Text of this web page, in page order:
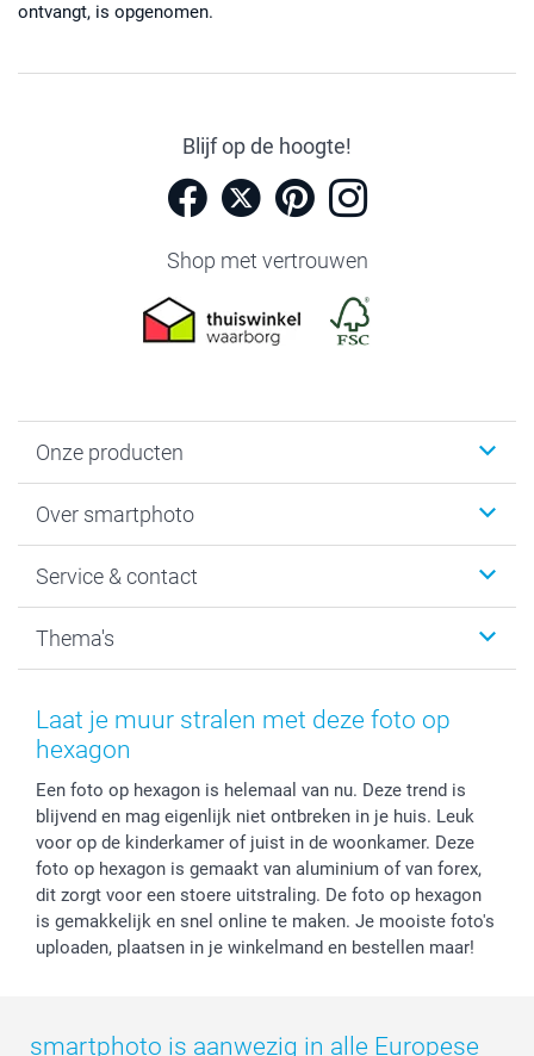
ontvangt, is opgenomen.
Blijf op de hoogte!
Shop met vertrouwen
Onze producten
Fotoboeken
Fotocadeaus
Kaarten
Over smartphoto
Vacatures
Bestelproces
Herroepingsrecht
Privacy
Reviews
Prijslijst
Investor Relations
Service & contact
Tevredenheidsgarantie
Mijn orderstatus
smartbonus
service@smartphoto.nl
Affiliate partnerprogramma
Partnerships
Influencer partnerprogramma
Thema's
Baby
Moederdag
Huwelijk
Laat je muur stralen met deze foto op
hexagon
Een foto op hexagon is helemaal van nu. Deze trend is
blijvend en mag eigenlijk niet ontbreken in je huis. Leuk
voor op de kinderkamer of juist in de woonkamer. Deze
foto op hexagon is gemaakt van aluminium of van forex,
dit zorgt voor een stoere uitstraling. De foto op hexagon
is gemakkelijk en snel online te maken. Je mooiste foto's
uploaden, plaatsen in je winkelmand en bestellen maar!
smartphoto is aanwezig in alle Europese